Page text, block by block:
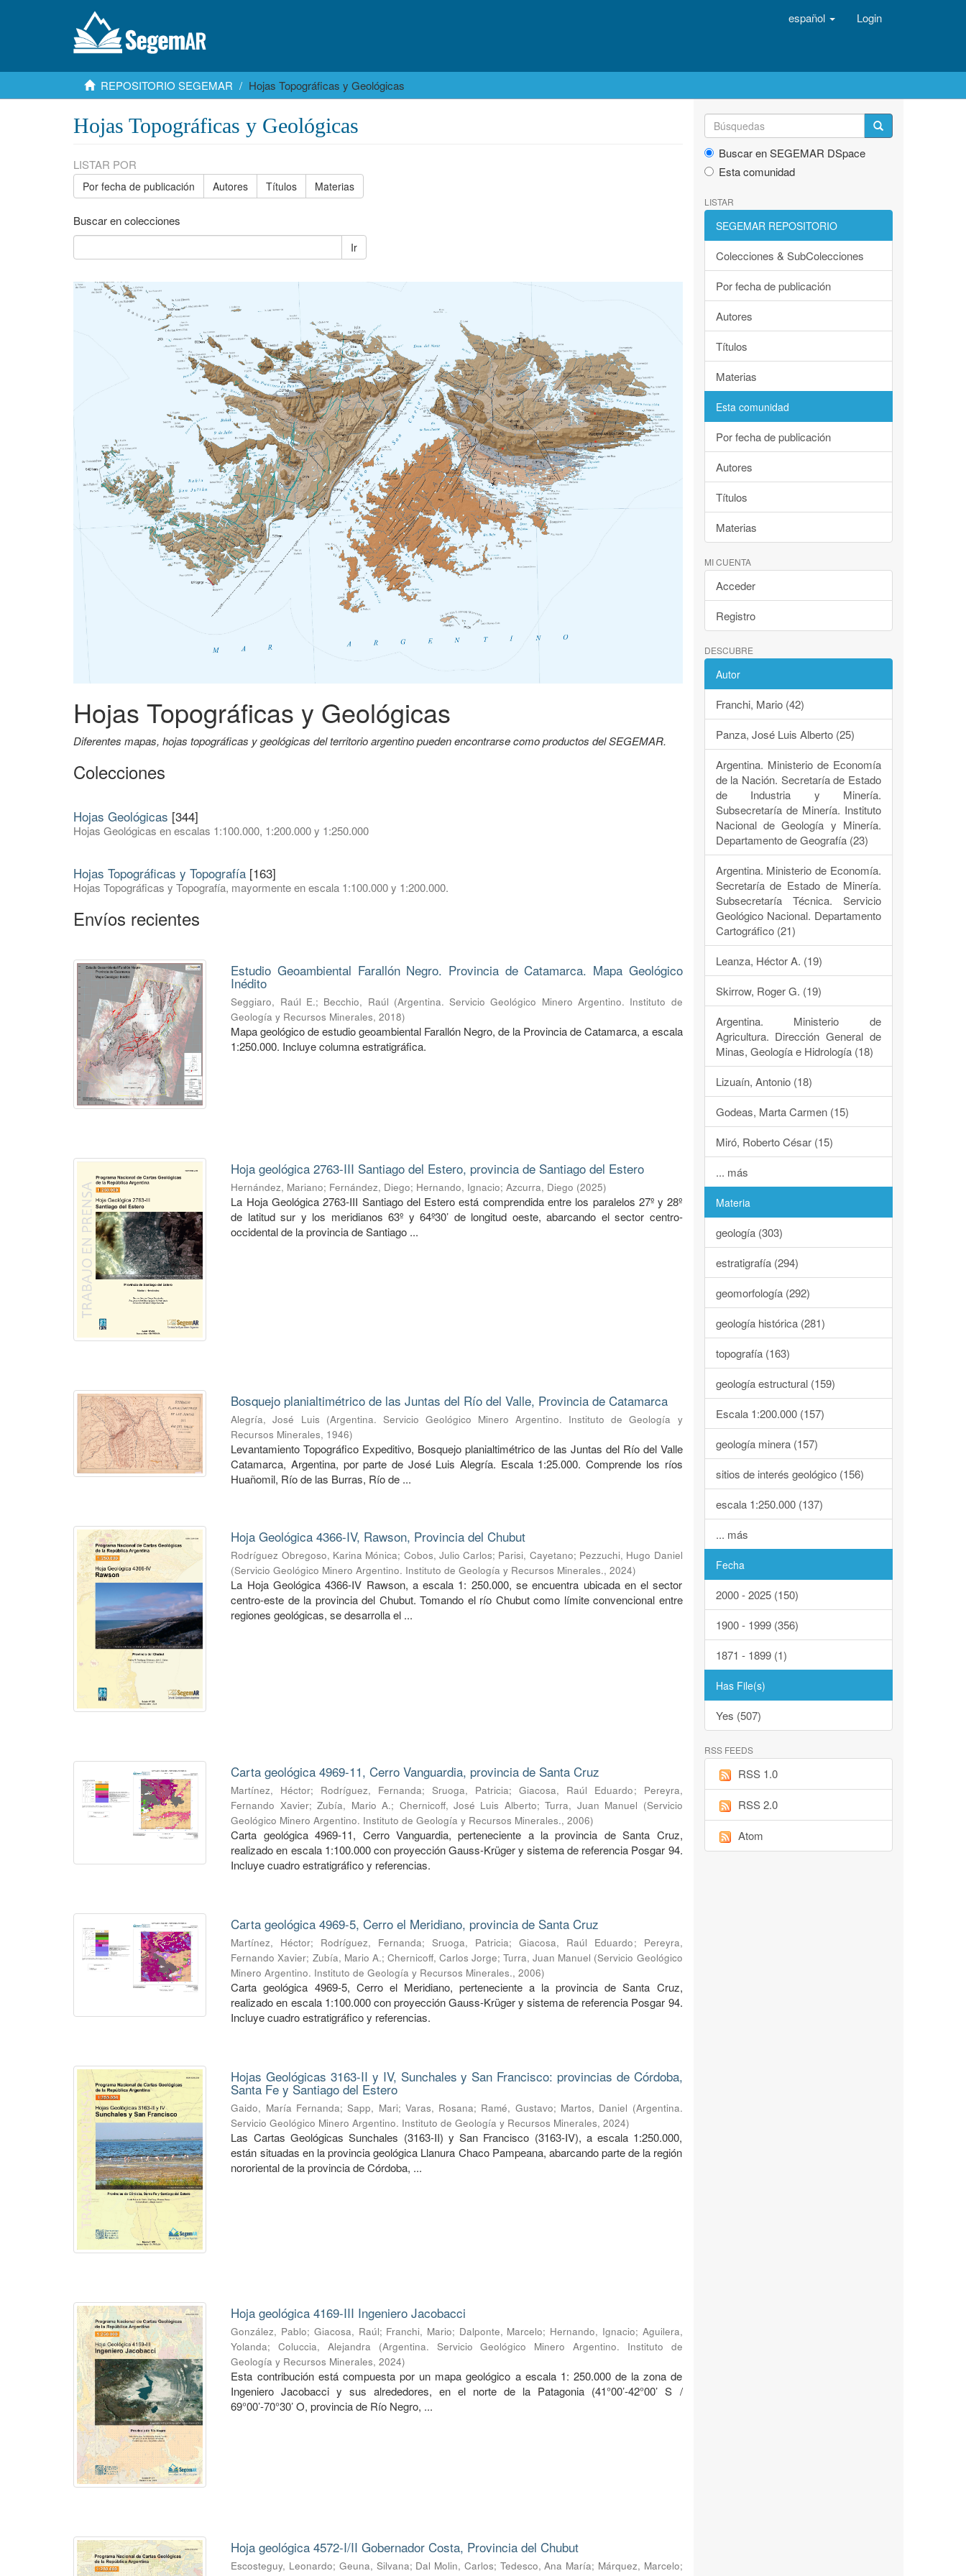
español Login
REPOSITORIO SEGEMAR Hojas Topográficas y Geológicas
Hojas Topográficas y Geológicas
LISTAR POR
Por fecha de publicación Autores Títulos Materias
Buscar en colecciones
Ir
Hojas Topográficas y Geológicas
Diferentes mapas, hojas topográficas y geológicas del territorio argentino pueden encontrarse como productos del SEGEMAR.
Colecciones
Hojas Geológicas [344]
Hojas Geológicas en escalas 1:100.000, 1:200.000 y 1:250.000
Hojas Topográficas y Topografía [163]
Hojas Topográficas y Topografía, mayormente en escala 1:100.000 y 1:200.000.
Envíos recientes
Estudio Geoambiental Farallón Negro. Provincia de Catamarca. Mapa Geológico
Inédito
Seggiaro, Raúl E.; Becchio, Raúl (Argentina. Servicio Geológico Minero Argentino. Instituto de
Geología y Recursos Minerales,2018)
Mapa geológico de estudio geoambiental Farallón Negro, de la Provincia de Catamarca, a escala
1:250.000. Incluye columna estratigráfica.
Hoja geológica 2763-III Santiago del Estero, provincia de Santiago del Estero
Hernández, Mariano; Fernández, Diego; Hernando, Ignacio;Azcurra, Diego (2025)
La Hoja Geológica 2763-III Santiago del Estero está comprendida entre los paralelos 27º y 28º
de latitud sur y los meridianos 63º y 64º30’ de longitud oeste, abarcando el sector centro-
occidental de la provincia de Santiago ...
Bosquejo planialtimétrico de las Juntas del Río del Valle, Provincia de Catamarca
Alegría, José Luis (Argentina. Servicio Geológico Minero Argentino. Instituto de Geología y
Recursos Minerales, 1946)
Levantamiento Topográfico Expeditivo, Bosquejo planialtimétrico de las Juntas del Río del Valle
Catamarca, Argentina, por parte de José Luis Alegría. Escala 1:25.000. Comprende los ríos
Huañomil, Río de las Burras, Río de ...
Hoja Geológica 4366-IV, Rawson, Provincia del Chubut
Rodríguez Obregoso, Karina Mónica; Cobos, Julio Carlos; Parisi, Cayetano; Pezzuchi, Hugo Daniel
(Servicio Geológico Minero Argentino. Instituto de Geología y Recursos Minerales.,2024)
La Hoja Geológica 4366-IV Rawson, a escala 1: 250.000, se encuentra ubicada en el sector
centro-este de la provincia del Chubut. Tomando el río Chubut como límite convencional entre
regiones geológicas, se desarrolla el ...
Carta geológica 4969-11, Cerro Vanguardia, provincia de Santa Cruz
Martínez, Héctor; Rodríguez, Fernanda;Sruoga, Patricia;Giacosa, Raúl Eduardo; Pereyra,
Fernando Xavier;Zubía, Mario A.; Chernicoff, José Luis Alberto;Turra, Juan Manuel (Servicio
Geológico Minero Argentino. Instituto de Geología y Recursos Minerales.,2006)
Carta geológica 4969-11, Cerro Vanguardia, perteneciente a la provincia de Santa Cruz,
realizado en escala 1:100.000 con proyección Gauss-Krüger y sistema de referencia Posgar 94.
Incluye cuadro estratigráfico y referencias.
Carta geológica 4969-5, Cerro el Meridiano, provincia de Santa Cruz
Martínez, Héctor; Rodríguez, Fernanda;Sruoga, Patricia;Giacosa, Raúl Eduardo; Pereyra,
Fernando Xavier; Zubía, Mario A.; Chernicoff, Carlos Jorge;Turra, Juan Manuel (Servicio Geológico
Minero Argentino. Instituto de Geología y Recursos Minerales.,2006)
Carta geológica 4969-5, Cerro el Meridiano, perteneciente a la provincia de Santa Cruz,
realizado en escala 1:100.000 con proyección Gauss-Krüger y sistema de referencia Posgar 94.
Incluye cuadro estratigráfico y referencias.
Hojas Geológicas 3163-II y IV, Sunchales y San Francisco: provincias de Córdoba,
Santa Fe y Santiago del Estero
Gaido, María Fernanda;Sapp, Mari; Varas, Rosana; Ramé, Gustavo; Martos, Daniel (Argentina.
Servicio Geológico Minero Argentino. Instituto de Geología y Recursos Minerales,2024)
Las Cartas Geológicas Sunchales (3163-II) y San Francisco (3163-IV), a escala 1:250.000,
están situadas en la provincia geológica Llanura Chaco Pampeana, abarcando parte de la región
nororiental de la provincia de Córdoba, ...
Hoja geológica 4169-III Ingeniero Jacobacci
González, Pablo; Giacosa, Raúl; Franchi, Mario; Dalponte, Marcelo; Hernando, Ignacio; Aguilera,
Yolanda;Coluccia, Alejandra (Argentina. Servicio Geológico Minero Argentino. Instituto de
Geología y Recursos Minerales,2024)
Esta contribución está compuesta por un mapa geológico a escala 1: 250.000 de la zona de
Ingeniero Jacobacci y sus alrededores, en el norte de la Patagonia (41°00’-42°00’ S /
69°00’-70°30’ O, provincia de Río Negro, ...
Hoja geológica 4572-I/II Gobernador Costa, Provincia del Chubut
Escosteguy, Leonardo; Geuna, Silvana; Dal Molin, Carlos; Tedesco, Ana María; Márquez, Marcelo;
Buscar en SEGEMAR DSpace
Esta comunidad
LISTAR
SEGEMAR REPOSITORIO
Colecciones & SubColecciones
Por fecha de publicación
Autores
Títulos
Materias
Esta comunidad
Por fecha de publicación
Autores
Títulos
Materias
MI CUENTA
Acceder
Registro
DESCUBRE
Autor
Franchi, Mario (42)
Panza, José Luis Alberto (25)
Argentina. Ministerio de Economía
de la Nación. Secretaría de Estado
de Industria y Minería.
Subsecretaría de Minería. Instituto
Nacional de Geología y Minería.
Departamento de Geografía (23)
Argentina. Ministerio de Economía.
Secretaría de Estado de Minería.
Subsecretaría Técnica. Servicio
Geológico Nacional. Departamento
Cartográfico (21)
Leanza, Héctor A. (19)
Skirrow, Roger G. (19)
Argentina. Ministerio de
Agricultura. Dirección General de
Minas, Geología e Hidrología (18)
Lizuaín, Antonio (18)
Godeas, Marta Carmen (15)
Miró, Roberto César (15)
... más
Materia
geología (303)
estratigrafía (294)
geomorfología (292)
geología histórica (281)
topografía (163)
geología estructural (159)
Escala 1:200.000 (157)
geología minera (157)
sitios de interés geológico (156)
escala 1:250.000 (137)
... más
Fecha
2000 - 2025 (150)
1900 - 1999 (356)
1871 - 1899 (1)
Has File(s)
Yes (507)
RSS FEEDS
RSS 1.0
RSS 2.0
Atom